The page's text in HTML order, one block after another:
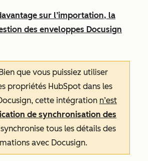
sur l’importation, la
des enveloppes Docusign
que vous puissiez utiliser
propriétés HubSpot dans les
cette intégration n’est
de synchronisation des
tous les détails des
avec Docusign.